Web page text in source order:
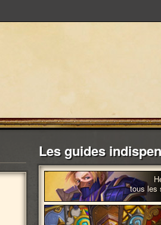
Les guides
tous les